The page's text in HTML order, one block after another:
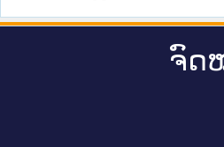
ຈົດ​